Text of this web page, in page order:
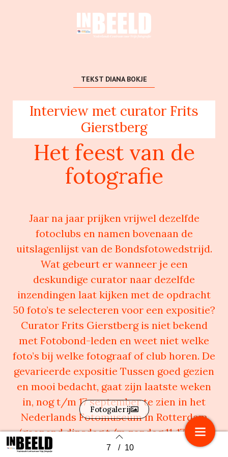
Back to index 7 / 10
TEKST DIANA BOKJE
Interview met curator Frits
Gierstberg
Het feest van de
fotografie
Jaar na jaar prijken vrijwel dezelfde
fotoclubs en namen bovenaan de
uitslagenlijst van de Bondsfotowedstrijd.
Wat gebeurt er wanneer je een
deskundige curator naar dezelfde
inzendingen laat kijken met de opdracht
50 foto’s te selecteren voor een expositie?
Curator Frits Gierstberg is niet bekend
met Fotobond-leden en weet niet welke
foto’s bij welke fotograaf of club horen. De
gevarieerde expositie Tussen goed gezien
en mooi bedacht, gaat zijn laatste weken
in, nog t/m 17 september te zien in het
Nederlands Fotomuseum in Rotterdam
(geopend dinsdag t/m zondag 11-17 uur).
Fotogalerij